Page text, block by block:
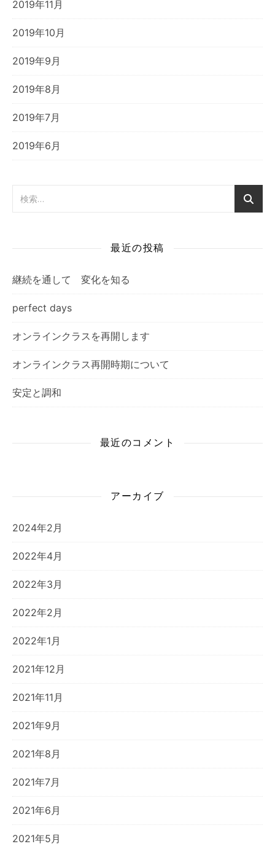
2019年11月
2019年10月
2019年9月
2019年8月
2019年7月
2019年6月
最近の投稿
継続を通して 変化を知る
perfect days
オンラインクラスを再開します
オンラインクラス再開時期について
安定と調和
最近のコメント
アーカイブ
2024年2月
2022年4月
2022年3月
2022年2月
2022年1月
2021年12月
2021年11月
2021年9月
2021年8月
2021年7月
2021年6月
2021年5月